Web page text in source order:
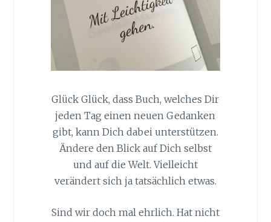
Glück Glück, dass Buch, welches Dir
jeden Tag einen neuen Gedanken
gibt, kann Dich dabei unterstützen.
Ändere den Blick auf Dich selbst
und auf die Welt. Vielleicht
verändert sich ja tatsächlich etwas.
Sind wir doch mal ehrlich. Hat nicht